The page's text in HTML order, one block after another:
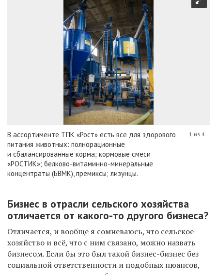
В ассортименте ТПК «Рост» есть все для здорового
питания животных: полнорационные
и сбалансированные корма; кормовые смеси
«РОСТИК»; белково-витаминно-минеральные
концентраты (БВМК), премиксы; лизунцы.
1 из 4
Бизнес в отрасли сельского хозяйства
отличается от какого-то другого бизнеса?
Отличается, и вообще я сомневаюсь, что сельское
хозяйство и всё, что с ним связано, можно назвать
бизнесом.Если бы это был такой бизнес-бизнес без
социальной ответственности и подобных нюансов,